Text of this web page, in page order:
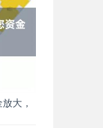
大，